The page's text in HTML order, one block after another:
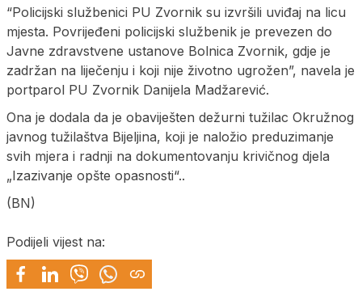
“Policijski službenici PU Zvornik su izvršili uviđaj na licu
mjesta. Povrijeđeni policijski službenik je prevezen do
Javne zdravstvene ustanove Bolnica Zvornik, gdje je
zadržan na liječenju i koji nije životno ugrožen”, navela je
portparol PU Zvornik Danijela Madžarević.
Ona je dodala da je obaviješten dežurni tužilac Okružnog
javnog tužilaštva Bijeljina, koji je naložio preduzimanje
svih mjera i radnji na dokumentovanju krivičnog djela
„Izazivanje opšte opasnosti“..
(BN)
Podijeli vijest na: